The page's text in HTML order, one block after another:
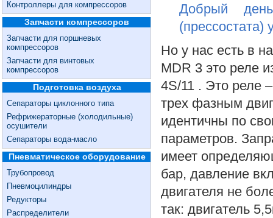
Контроллеры для компрессоров
Запчасти компрессоров
Запчасти для поршневых
компрессоров
Запчасти для винтовых
компрессоров
Подготовка воздуха
Сепараторы циклонного типа
Рефрижераторные (холодильные)
осушители
Сепараторы вода-масло
Пневматическое оборудование
Трубопровод
Пневмоцилиндры
Редукторы
Распределители
Добрый
(прессостата)
Но у нас есть в
MDR 3 это реле
4S/11 . Это реле
трех фазным
идентичны по
параметров.
имеет
бар, давление
двигателя не
так: двигатель